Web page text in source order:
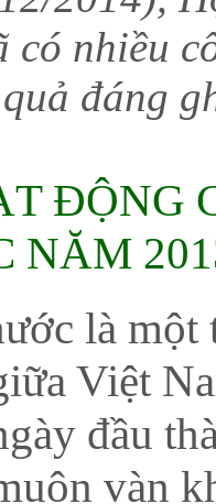
có nhiều
đáng
ĐỘNG
NĂM
một
Việt
đầu
vàn